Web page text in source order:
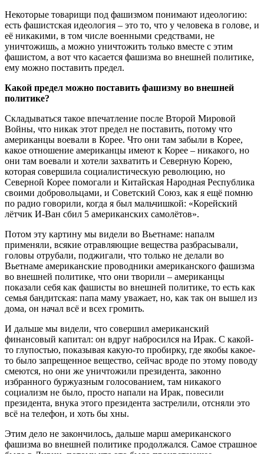
Некоторые товарищи под фашизмом понимают идеологию:
есть фашистская идеология – это то, что у человека в голове, и
её никакими, в том числе военными средствами, не
уничтожишь, а можно уничтожить только вместе с этим
фашистом, а вот что касается фашизма во внешней политике,
ему можно поставить предел.
Какой предел можно поставить фашизму во внешней
политике?
Складываться такое впечатление после Второй Мировой
Войны, что никак этот предел не поставить, потому что
американцы воевали в Корее. Что они там забыли в Корее,
какое отношение американцы имеют к Корее – никакого, но
они там воевали и хотели захватить и Северную Корею,
которая совершила социалистическую революцию, но
Северной Корее помогали и Китайская Народная Республика
своими добровольцами, и Советский Союз, как я ещё помню
по радио говорили, когда я был мальчишкой: «Корейский
лётчик И-Ван сбил 5 американских самолётов».
Потом эту картину мы видели во Вьетнаме: напалм
применяли, всякие отравляющие вещества разбрасывали,
головы отрубали, поджигали, что только не делали во
Вьетнаме американские проводники американского фашизма
во внешней политике, что они творили – американцы
показали себя как фашисты во внешней политике, то есть как
семья бандитская: папа маму уважает, но, как так он вышел из
дома, он начал всё и всех громить.
И дальше мы видели, что совершил американский
финансовый капитал: он вдруг набросился на Ирак. С какой-
то глупостью, показывая какую-то пробирку, где якобы какое-
то было запрещенное вещество, сейчас вроде по этому поводу
смеются, но они же уничтожили президента, законно
избранного буржуазным голосованием, там никакого
социализм не было, просто напали на Ирак, повесили
президента, внука этого президента застрелили, отсняли это
всё на телефон, и хоть бы хны.
Этим дело не закончилось, дальше марш американского
фашизма во внешней политике продолжался. Самое страшное